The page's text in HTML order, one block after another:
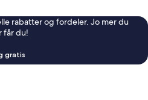
rabatter og fordeler. Jo mer du
får du!
gratis